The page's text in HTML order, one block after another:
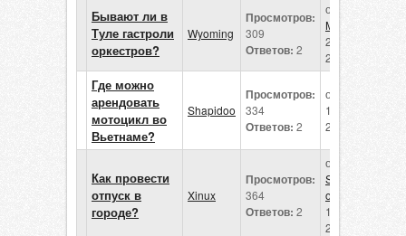
Бывают ли в
Туле гастроли
оркестров?
Wyoming
Просмотров:
309
Ответов: 2
от
Movitel
25 июня
2026
Где можно
арендовать
мотоцикл во
Вьетнаме?
Shapidoo
Просмотров:
334
Ответов: 2
от
18 июня
2026
Как провести
отпуск в
городе?
Xinux
Просмотров:
364
Ответов: 2
от
Shapido
o
11 июня
2026